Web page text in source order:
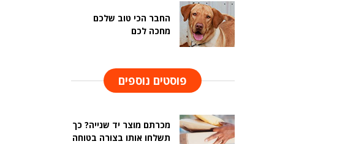
החבר הכי טוב שלכם
מחכה לכם
פוסטים נוספים
מכרתם מוצר יד שנייה? כך
תשלחו אותו בצורה בטוחה